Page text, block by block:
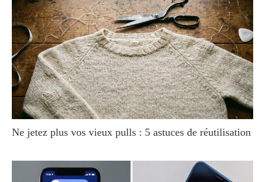
Ne jetez plus vos vieux pulls : 5 astuces de réutilisation